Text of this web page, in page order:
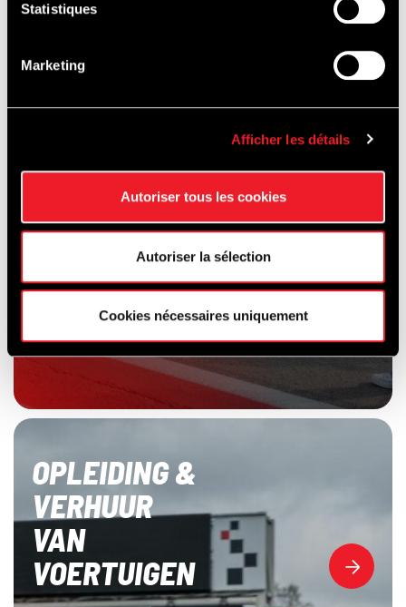
Statistiques
Marketing
Afficher les détails
Autoriser tous les cookies
Autoriser la sélection
Cookies nécessaires uniquement
PISTEDOPEN
OPLEIDING &
VERHUUR
VAN
VOERTUIGEN